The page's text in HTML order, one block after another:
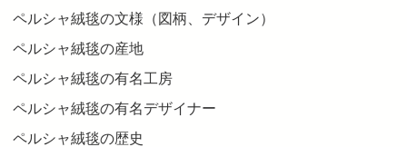
ペルシャ絨毯の文様（図柄、デザイン）
ペルシャ絨毯の産地
ペルシャ絨毯の有名工房
ペルシャ絨毯の有名デザイナー
ペルシャ絨毯の歴史